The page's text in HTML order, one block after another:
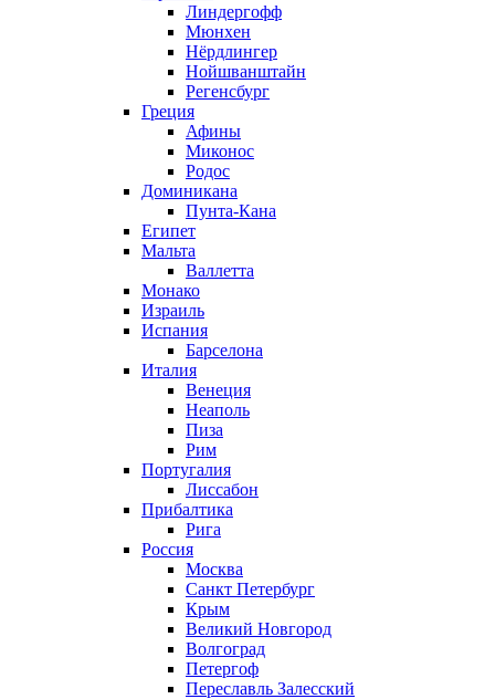
Линдергофф
Мюнхен
Нёрдлингер
Нойшванштайн
Регенсбург
Греция
Афины
Миконос
Родос
Доминикана
Пунта-Кана
Египет
Мальта
Валлетта
Монако
Израиль
Испания
Барселона
Италия
Венеция
Неаполь
Пиза
Рим
Португалия
Лиссабон
Прибалтика
Рига
Россия
Москва
Санкт Петербург
Крым
Великий Новгород
Волгоград
Петергоф
Переславль Залесский